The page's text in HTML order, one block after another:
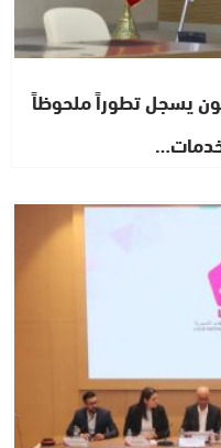
يسجل تطوراً ملحوظاً